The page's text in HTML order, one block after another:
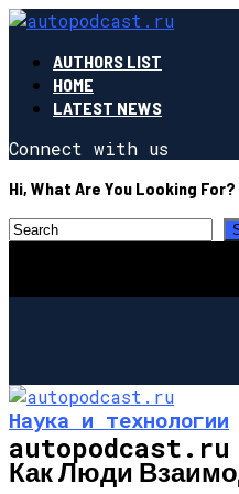
AUTHORS LIST
HOME
LATEST NEWS
Connect with us
Hi, What Are You Looking For?
autopodcast.ru
Наука и технологии
Как Люди